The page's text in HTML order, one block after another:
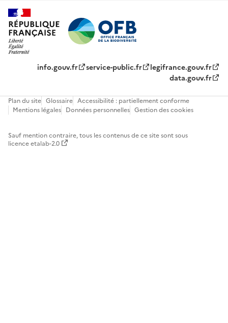
info.gouv.fr service-public.fr
legifrance.gouv.fr
data.gouv.fr
Plan du site Glossaire Accessibilité : partiellement conforme
Mentions légales Données personnelles Gestion des cookies
Sauf mention contraire, tous les contenus de ce site sont sous
licence etalab-2.0